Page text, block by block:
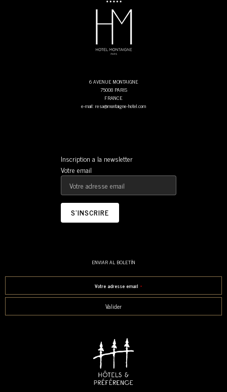
6 AVENUE MONTAIGNE
75008 PARIS
FRANCE
e-mail: resa@montaigne-hotel.com
Inscription a la newsletter
Votre email
ENVIAR AL BOLETÍN
Votre adresse email *
Valider